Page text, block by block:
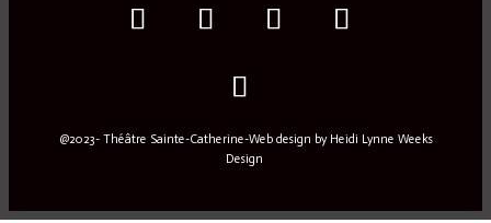
@2023- Théâtre Sainte-Catherine-Web design by Heidi Lynne Weeks
Design